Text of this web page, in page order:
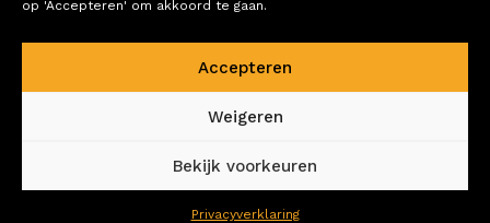
op 'Accepteren' om akkoord te gaan.
Accepteren
Weigeren
Bekijk voorkeuren
Privacyverklaring